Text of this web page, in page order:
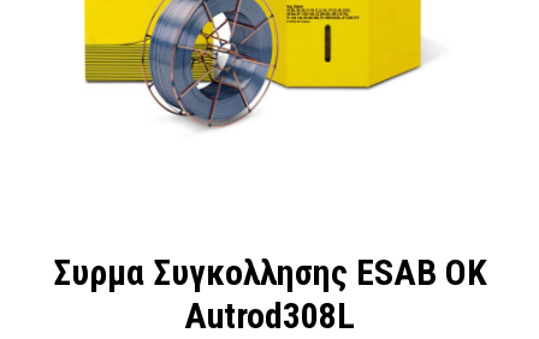
Συρμα Συγκολλησης ESAB ΟΚ
Autrod308L